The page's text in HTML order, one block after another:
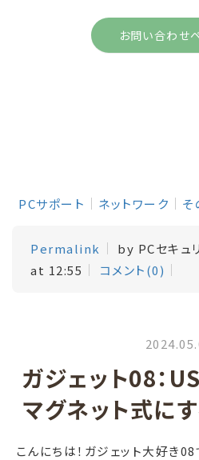
お問い合わせ
PCサポート ネットワーク そ
Permalink
by PCセキュ
at 12:55
コメント(0)
ガジェット08：
マグネット式にす
こんにちは！ガジェット大好き08